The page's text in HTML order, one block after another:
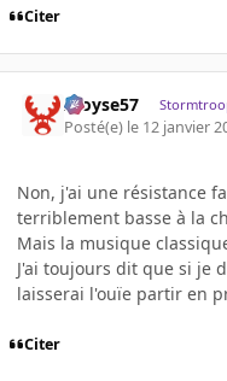
Citer
Aloyse57
Posté(e) le 12 janvier
Non, j'ai une résistance
terriblement basse à la
Mais la musique
J'ai toujours dit que si je
laisserai l'ouïe partir en
Citer